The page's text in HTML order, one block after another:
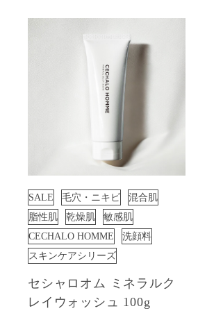
SALE 毛穴・ニキビ
混合肌
脂性肌
乾燥肌
敏感肌
CECHALO HOMME
洗顔料
スキンケアシリーズ
セシャロオム ミネラルク
レイウォッシュ 100g